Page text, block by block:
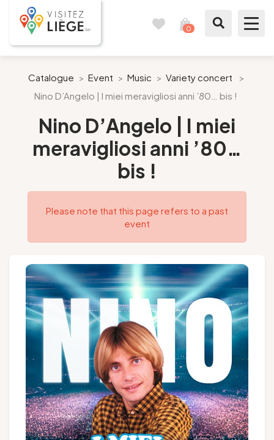
0
Like a citizen of Liège
Prepare my stay
Follow us
Presse
Groups and tour operators
EN NL DE
Catalogue > Event > Music > Variety concert
>
Nino D’Angelo | I miei meravigliosi anni ’80… bis !
Nino D’Angelo | I miei
meravigliosi anni ’80…
bis !
Please note that this page refers to a past
event